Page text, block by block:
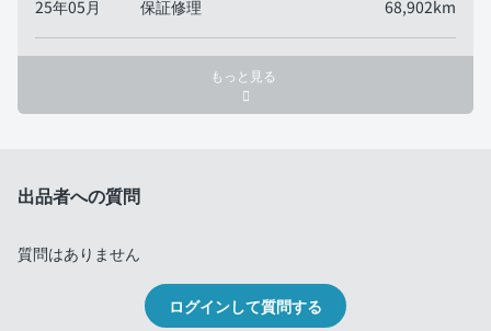
25年05月 保証修理 68,902km
もっと見る
出品者への質問
質問はありません
ログインして質問する